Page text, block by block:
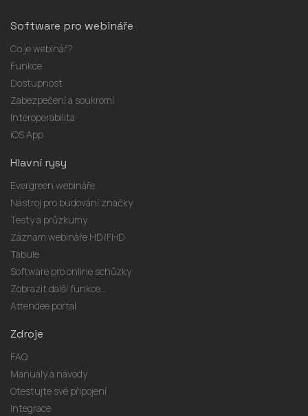
Software pro webináře
Co je webinář?
Funkce
Dostupnost
Zabezpečení a soukromí
Interoperabilita
iOS App
Hlavní rysy
Evergreen webináře
Nástroj pro budování značky
Testy a průzkumy
Záznam webináře HD/FHD
Tabule
Software pro online schůzky
Zobrazit další funkce...
Attendee portal
Zdroje
FAQ
Manuály a návody
Otestujte své připojení
Integrace